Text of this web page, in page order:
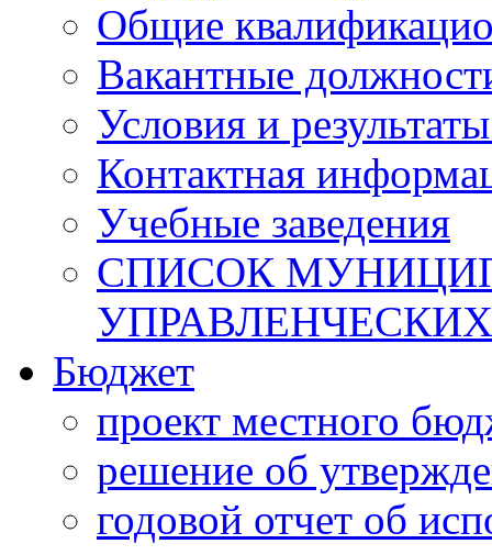
Общие
Вакантные
Условия и
Контактная
Учебные заведения
СПИСОК
Бюджет
проект местного
решение об
годовой отчет об